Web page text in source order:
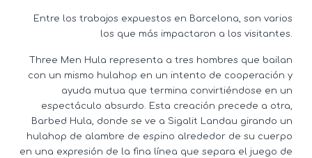
Entre los trabajos expuestos en Barcelona, son varios
los que más impactaron a los visitantes.
Three Men Hula representa a tres hombres que bailan
con un mismo hulahop en un intento de cooperación y
ayuda mutua que termina convirtiéndose en un
espectáculo absurdo. Esta creación precede a otra,
Barbed Hula, donde se ve a Sigalit Landau girando un
hulahop de alambre de espino alrededor de su cuerpo
en una expresión de la fina línea que separa el juego de